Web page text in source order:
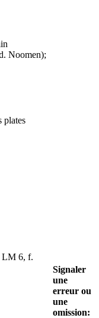
Noomen);
plates
6, f.
Signaler
une
erreur ou
une
omission: